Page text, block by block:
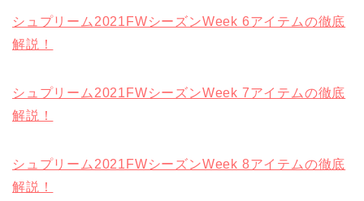
シュプリーム2021FWシーズンWeek 6アイテムの徹底
解説！
シュプリーム2021FWシーズンWeek 7アイテムの徹底
解説！
シュプリーム2021FWシーズンWeek 8アイテムの徹底
解説！